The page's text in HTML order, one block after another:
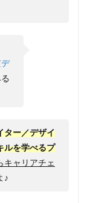
ター／デザイ
ルを学べるプ
キャリアチェ
♪